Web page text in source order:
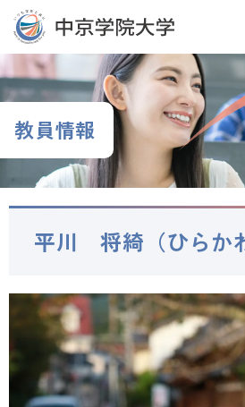
グ
ロ
ー
バ
ナ
ビ
ゲ
ー
ン
本
文
へ
ロ
ー
カ
ル
ビ
ゲ
ー
シ
へ
フ
ッ
タ
ー
教員情報
平川 将綺（ひらか